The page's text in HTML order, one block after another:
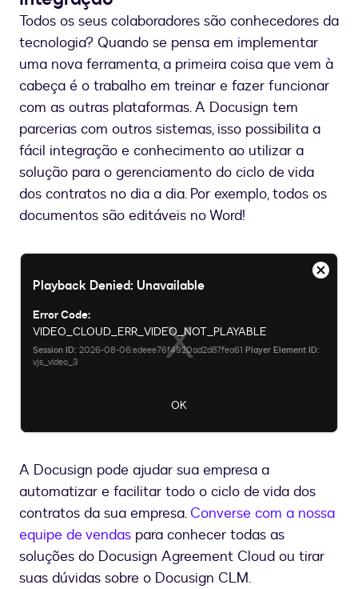
Todos os seus colaboradores são conhecedores da
tecnologia? Quando se pensa em implementar
uma nova ferramenta, a primeira coisa que vem à
cabeça é o trabalho em treinar e fazer funcionar
com as outras plataformas. A Docusign tem
parcerias com outros sistemas, isso possibilita a
fácil integração e conhecimento ao utilizar a
solução para o gerenciamento do ciclo de vida
dos contratos no dia a dia. Por exemplo, todos os
documentos são editáveis no Word!
modal
window.
Playback Denied: Unavailable
Error Code:
VIDEO_CLOUD_ERR_VIDEO_NOT_PLAYABLE
Session ID: 2026-08-06:edeee76f4920ad2d87fea61 Player Element ID:
vjs_video_3
OK
Fechar
A Docusign pode ajudar sua empresa a
automatizar e facilitar todo o ciclo de vida dos
contratos da sua empresa. Converse com a nossa
equipe de vendas para conhecer todas as
soluções do Docusign Agreement Cloud ou tirar
suas dúvidas sobre o Docusign CLM.